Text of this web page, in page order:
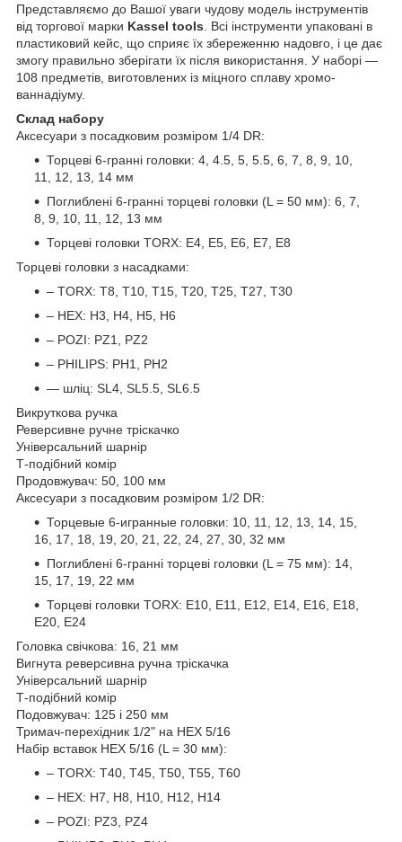
Представляємо до Вашої уваги чудову модель інструментів
від торгової марки Kassel tools . Всі інструменти упаковані в
пластиковий кейс, що сприяє їх збереженню надовго, і це дає
змогу правильно зберігати їх після використання. У наборі —
108 предметів, виготовлених із міцного сплаву хромо-
ваннадіуму.
Склад набору
Аксесуари з посадковим розміром 1/4 DR:
Торцеві 6-гранні головки: 4, 4.5, 5, 5.5, 6, 7, 8, 9, 10,
11, 12, 13, 14 мм
Поглиблені 6-гранні торцеві головки (L = 50 мм): 6, 7,
8, 9, 10, 11, 12, 13 мм
Торцеві головки TORX: E4, E5, E6, E7, E8
Торцеві головки з насадками:
– TORX: T8, T10, T15, T20, T25, T27, T30
– HEX: H3, H4, H5, H6
– POZI: PZ1, PZ2
– PHILIPS: PH1, PH2
— шліц: SL4, SL5.5, SL6.5
Викруткова ручка
Реверсивне ручне тріскачко
Універсальний шарнір
Т-подібний комір
Продовжувач: 50, 100 мм
Аксесуари з посадковим розміром 1/2 DR:
Торцевые 6-игранные головки: 10, 11, 12, 13, 14, 15,
16, 17, 18, 19, 20, 21, 22, 24, 27, 30, 32 мм
Поглиблені 6-гранні торцеві головки (L = 75 мм): 14,
15, 17, 19, 22 мм
Торцеві головки TORX: E10, E11, E12, E14, E16, E18,
E20, E24
Головка свічкова: 16, 21 мм
Вигнута реверсивна ручна тріскачка
Універсальний шарнір
Т-подібний комір
Подовжувач: 125 і 250 мм
Тримач-перехідник 1/2" на HEX 5/16
Набір вставок HEX 5/16 (L = 30 мм):
– TORX: T40, T45, T50, T55, T60
– HEX: H7, H8, H10, H12, H14
– POZI: PZ3, PZ4